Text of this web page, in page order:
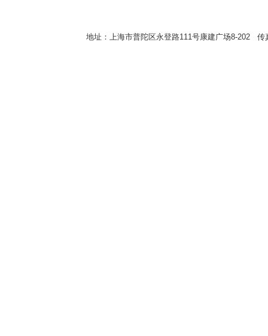
地址：上海市普陀区永登路111号康建广场8-202